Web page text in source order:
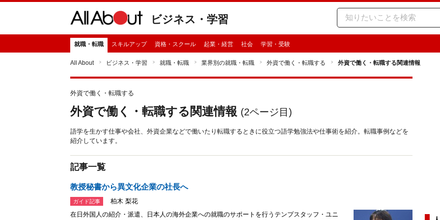
ビジネス・学習
就職・転職 スキルアップ 資格・スクール 起業・経営 社会 学習・受験
All About ビジネス・学習 就職・転職 業界別の就職・転職 外資で働く・転職する 外資で働く・転職する関連情報
外資で働く・転職する
外資で働く・転職する関連情報 (2ページ目)
語学を生かす仕事や会社、外資企業などで働いたり転職するときに役立つ語学勉強法や仕事術を紹介。転職事例などを
紹介しています。
記事一覧
教授秘書から異文化企業の社長へ
ガイド記事
柏木 梨花
在日外国人の紹介・派遣、日本人の海外企業への就職のサポートを行うテンプスタッフ・ユニ